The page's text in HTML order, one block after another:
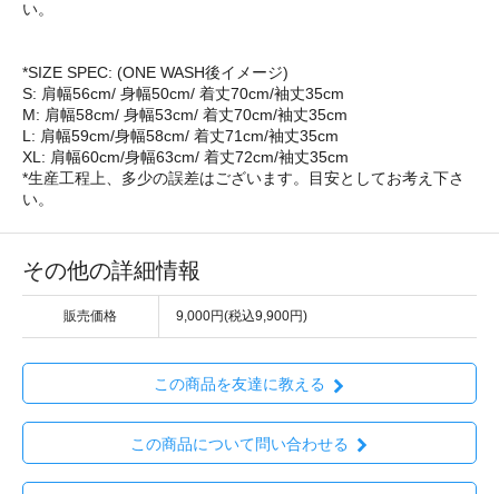
い。
*SIZE SPEC: (ONE WASH後イメージ)
S: 肩幅56cm/ 身幅50cm/ 着丈70cm/袖丈35cm
M: 肩幅58cm/ 身幅53cm/ 着丈70cm/袖丈35cm
L: 肩幅59cm/身幅58cm/ 着丈71cm/袖丈35cm
XL: 肩幅60cm/身幅63cm/ 着丈72cm/袖丈35cm
*生産工程上、多少の誤差はございます。目安としてお考え下さ
い。
その他の詳細情報
販売価格 9,000円(税込9,900円)
この商品を友達に教える
この商品について問い合わせる